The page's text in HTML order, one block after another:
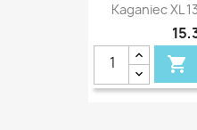
Kaganiec XL
